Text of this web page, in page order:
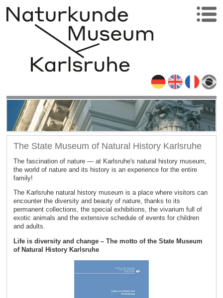
The State Museum of Natural History Karlsruhe
The fascination of nature — at Karlsruhe's natural history museum,
the world of nature and its history is an experience for the entire
family!
The Karlsruhe natural history museum is a place where visitors can
encounter the diversity and beauty of nature, thanks to its
permanent collections, the special exhibitions, the vivarium full of
exotic animals and the extensive schedule of events for children
and adults.
Life is diversity and change – The motto of the State Museum
of Natural History Karlsruhe